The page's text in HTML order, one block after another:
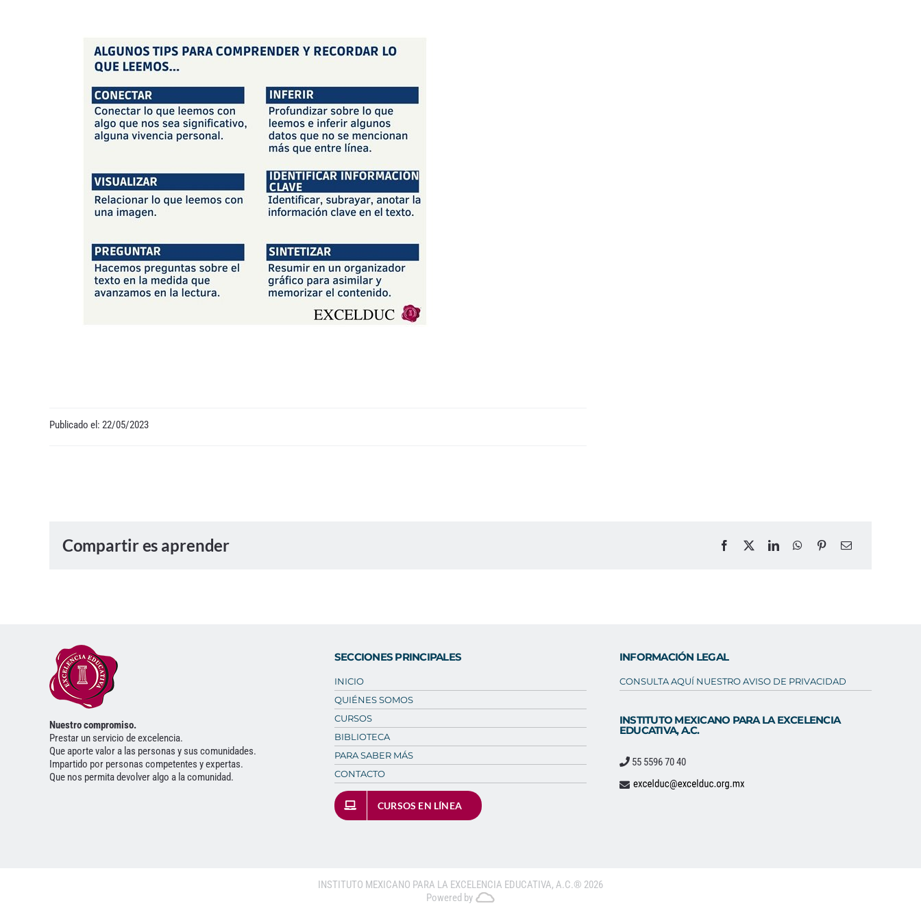
Publicado el: 22/05/2023
Compartir es aprender
Nuestro compromiso.
Prestar un servicio de excelencia.
Que aporte valor a las personas y sus comunidades.
Impartido por personas competentes y expertas.
Que nos permita devolver algo a la comunidad.
SECCIONES PRINCIPALES
INICIO
QUIÉNES SOMOS
CURSOS
BIBLIOTECA
PARA SABER MÁS
CONTACTO
CURSOS EN LÍNEA
INFORMACIÓN LEGAL
CONSULTA AQUÍ NUESTRO AVISO DE PRIVACIDAD
INSTITUTO MEXICANO PARA LA EXCELENCIA
EDUCATIVA, A.C.
55 5596 70 40
INSTITUTO MEXICANO PARA LA EXCELENCIA EDUCATIVA, A.C.® 2026
Powered by